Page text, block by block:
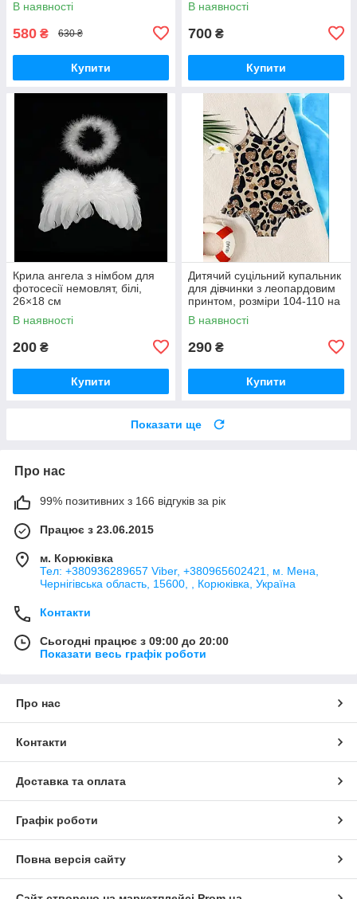
В наявності
580 ₴ 630 ₴
Купити
В наявності
700 ₴
Купити
Крила ангела з німбом для
фотосесії немовлят, білі,
26×18 см
В наявності
200 ₴
Купити
Дитячий суцільний купальник
для дівчинки з леопардовим
принтом, розміри 104-110 на
4-5років та 110-116 на 5-6
років
В наявності
290 ₴
Купити
Показати ще
Про нас
99% позитивних з 166 відгуків за рік
Працює з 23.06.2015
м. Корюківка
Тел: +380936289657 Viber, +380965602421, м. Мена,
Чернігівська область, 15600, , Корюківка, Україна
Контакти
Сьогодні працює з 09:00 до 20:00
Показати весь графік роботи
Про нас
Контакти
Доставка та оплата
Графік роботи
Повна версія сайту